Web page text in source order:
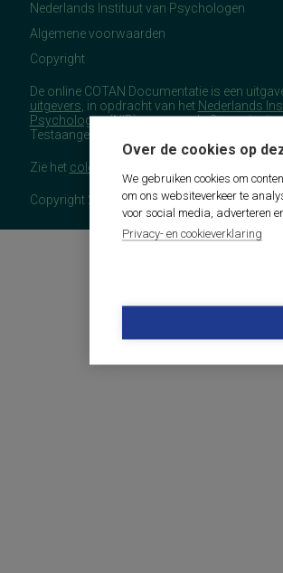
Over de cookies op
We gebruiken cookies om
om ons websiteverkeer te
voor social media, adverteren
Privacy- en cookieverklaring
Nederlands Instituut van Psychologen
Algemene voorwaarden
Copyright
De online COTAN Documentatie is een
uitgevers , in opdracht van het Nederlands
Psychologen(NIP), namens de Commissie
Testaangelegenheden Nederland (COTAN).
Zie het colofon
Copyright 2026 - COTAN Documentatie